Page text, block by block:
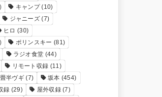
キャンプ(10)
ジャニーズ (7)
ヒロ (30)
ポリンスキー (81)
ラジオ食堂 (44)
リモート収録 (11)
半ヴギ (7) 坂本 (454)
録 (29) 屋外収録(7)